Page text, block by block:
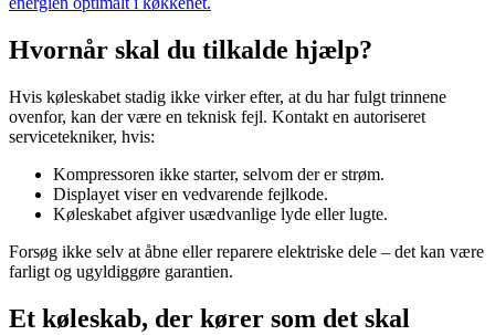
Hvornår skal du tilkalde hjælp?
Hvis køleskabet stadig ikke virker efter, at du har fulgt trinnene
ovenfor, kan der være en teknisk fejl. Kontakt en autoriseret
servicetekniker, hvis:
Kompressoren ikke starter, selvom der er strøm.
Displayet viser en vedvarende fejlkode.
Køleskabet afgiver usædvanlige lyde eller lugte.
Forsøg ikke selv at åbne eller reparere elektriske dele – det kan være
farligt og ugyldiggøre garantien.
Et køleskab, der kører som det skal